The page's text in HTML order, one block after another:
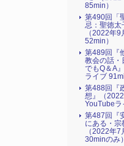
85min）
第490回「
忌：聖徳太
（2022年
52min）
第489回『
教会の話・
でもQ＆A
ライブ
第488回『
想』（
YouTubeラ
第487回『
にある・宗
（2022年
30minのみ）